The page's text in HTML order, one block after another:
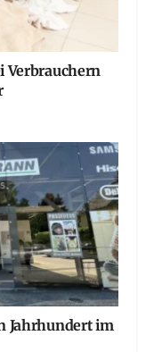
Verbrauchern
Jahrhundert im